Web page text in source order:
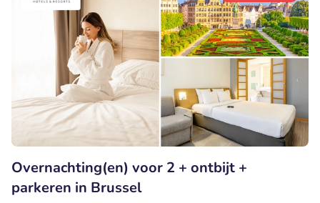
Overnachting(en) voor 2 + ontbijt +
parkeren in Brussel